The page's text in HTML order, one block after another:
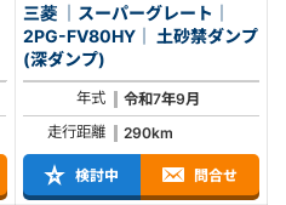
三菱 ｜スーパーグレート｜
2PG-FV80HY｜ 土砂禁ダンプ
(深ダンプ)
年式
令和7年9月
走行距離
290km
検討中 問合せ